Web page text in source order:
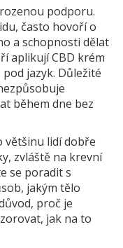
podporu.
často hovoří o
a schopnosti dělat
aplikují CBD krém
jazyk. Důležité
během dne bez
většinu lidí dobře
zvláště na krevní
se poradit s
jakým tělo
proč je
jak na to